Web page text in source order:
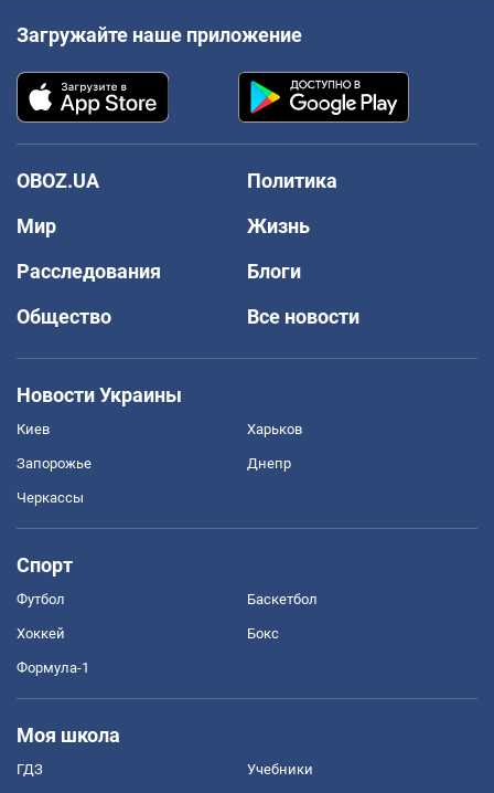
Загружайте наше приложение
OBOZ.UA
Политика
Мир
Жизнь
Расследования
Блоги
Общество
Все новости
Новости Украины
Киев Харьков
Запорожье Днепр
Черкассы
Спорт
Футбол Баскетбол
Хоккей Бокс
Формула-1
Моя школа
ГДЗ Учебники